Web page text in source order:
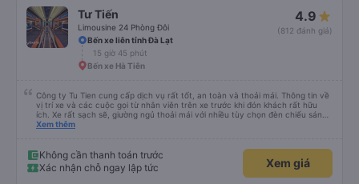
Tư Tiến
Limousine 24 Phòng Đôi
4.9
(812 đánh giá)
Bến xe liên tỉnh Đà Lạt
15 giờ 45 phút
Bến xe Hà Tiên
Công ty Tu Tien cung cấp dịch vụ rất tốt, an toàn và thoải mái. Thông tin về
vị trí xe và các cuộc gọi từ nhân viên trên xe trước khi đón khách rất hữu
ích. Xe rất sạch sẽ, giường ngủ thoải mái với nhiều tùy chọn đèn chiếu sáng
và cổng USB được đặt ở vị trí thuận tiện. Nhân viên rất lịch sự và xe đến
Xem thêm
Không cần thanh toán trước
Xác nhận chỗ ngay lập tức
Xem giá